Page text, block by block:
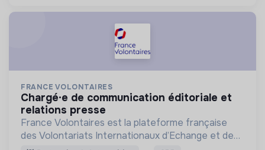
FRANCE VOLONTAIRES
chargé·e de communication éditoriale et
relations presse
France Volontaires est la plateforme française
des Volontariats Internationaux d’Echange et de